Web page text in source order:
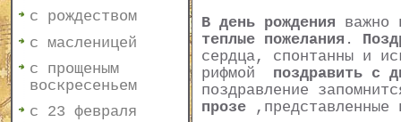
с рождеством
с масленицей
с прощеным
воскресеньем
с 23 февраля
В день рождения важно
теплые пожелания .
сердца, спонтанны и
рифмой
поздравить с
поздравление
прозе